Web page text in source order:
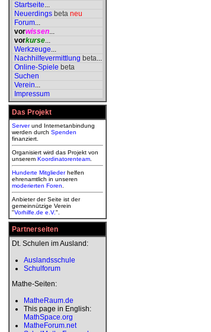
Startseite...
Neuerdings beta neu
Forum...
vorwissen...
vorkurse...
Werkzeuge...
Nachhilfevermittlung beta...
Online-Spiele beta
Suchen
Verein...
Impressum
Das Projekt
Serverund Internetanbindung
werden durch Spenden
finanziert.
Organisiert wird das Projekt von
unserem Koordinatorenteam
Hunderte Mitgliederhelfen
ehrenamtlich in unseren
moderierten Foren
Anbieter der Seite ist der
gemeinnützige Verein
"Vorhilfe.de e.V.".
Partnerseiten
Dt. Schulen im Ausland:
Auslandsschule
Schulforum
Mathe-Seiten:
MatheRaum.de
This page in English:
MathSpace.org
MatheForum.net